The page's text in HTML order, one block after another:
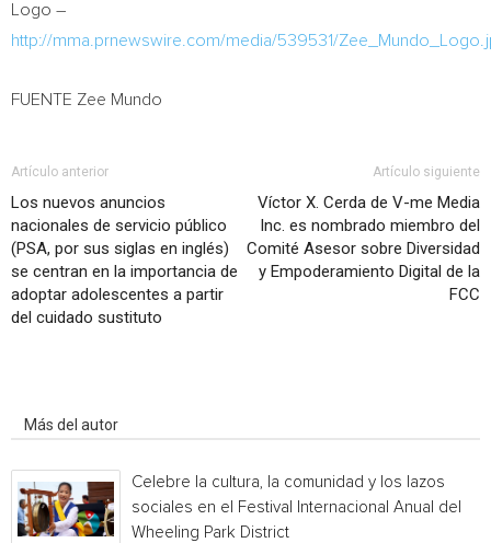
Logo –
http://mma.prnewswire.com/media/539531/
FUENTE Zee Mundo
Artículo anterior
Los nuevos anuncios
nacionales de servicio público
(PSA, por sus siglas en inglés)
se centran en la importancia de
adoptar adolescentes a partir
del cuidado sustituto
Artículo siguiente
Víctor X. Cerda de V-me Media
Inc. es nombrado miembro del
Comité Asesor sobre Diversidad
y Empoderamiento Digital de la
FCC
Más del autor
Celebre la cultura, la comunidad y los lazos
sociales en el Festival Internacional Anual del
Wheeling Park District